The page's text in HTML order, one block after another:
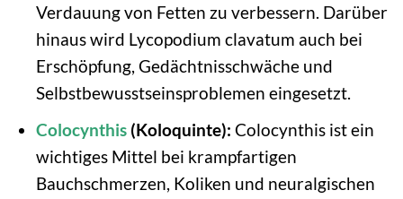
Verdauung von Fetten zu verbessern. Darüber
hinaus wird Lycopodium clavatum auch bei
Erschöpfung, Gedächtnisschwäche und
Selbstbewusstseinsproblemen eingesetzt.
Colocynthis(Koloquinte): Colocynthis ist ein
wichtiges Mittel bei krampfartigen
Bauchschmerzen, Koliken und neuralgischen